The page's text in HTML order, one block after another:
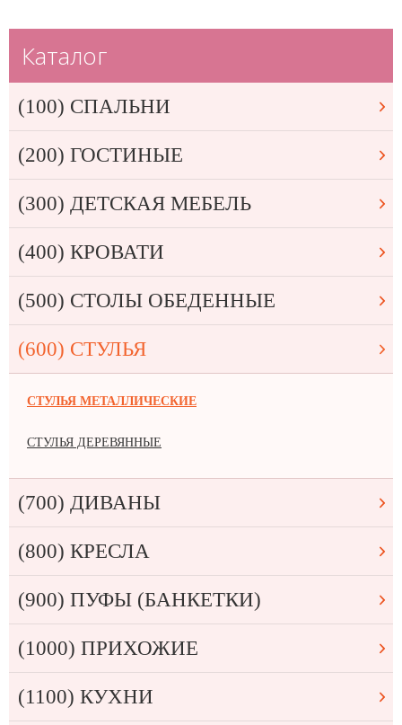
Каталог
(100) СПАЛЬНИ
(200) ГОСТИНЫЕ
(300) ДЕТСКАЯ МЕБЕЛЬ
(400) КРОВАТИ
(500) СТОЛЫ ОБЕДЕННЫЕ
(600) СТУЛЬЯ
СТУЛЬЯ МЕТАЛЛИЧЕСКИЕ
СТУЛЬЯ ДЕРЕВЯННЫЕ
(700) ДИВАНЫ
(800) КРЕСЛА
(900) ПУФЫ (БАНКЕТКИ)
(1000) ПРИХОЖИЕ
(1100) КУХНИ